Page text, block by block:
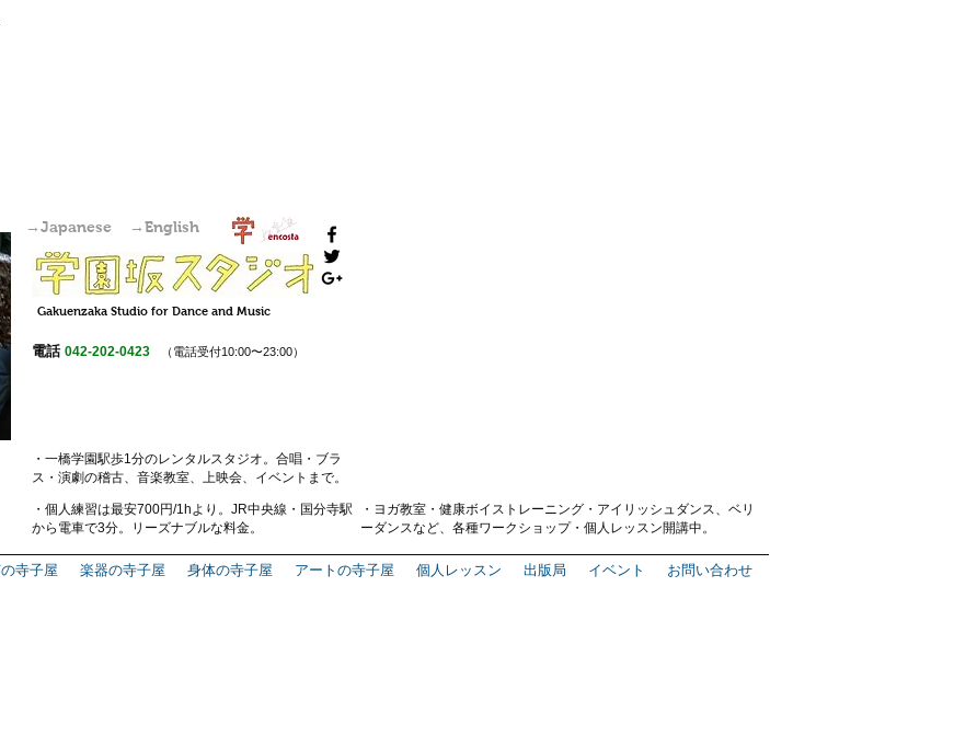
→Japanese →English
Gakuenzaka Studio for Dance and Music
電話 042-202-0423 （電話受付10:00〜23:00）
・一橋学園駅歩1分のレンタルスタジオ。 合唱・ブラ
ス・演劇の稽古、 音楽教室、上映会、 イベント まで。
・ 個人練習は最安700円/1hより。 JR中央線・国分寺駅
から電車で3分。 リーズナブルな料金。
・ ヨガ教室・ 健康ボイストレーニング ・ アイリッシュダンス、ベリ
ーダンスなど、各種ワークショップ・ 個人レッスン開講中。
寺子屋 楽器の寺子屋 身体の寺子屋 アートの寺子屋 個人レッスン 出版局 イベント お問い合わせ